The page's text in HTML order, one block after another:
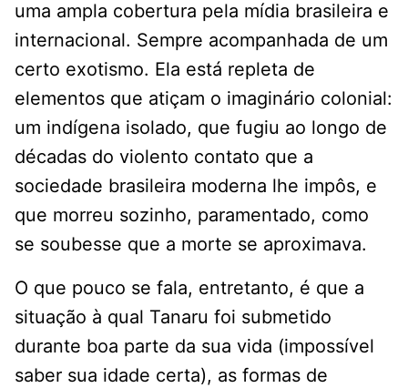
uma ampla cobertura pela mídia brasileira e
internacional. Sempre acompanhada de um
certo exotismo. Ela está repleta de
elementos que atiçam o imaginário colonial:
um indígena isolado, que fugiu ao longo de
décadas do violento contato que a
sociedade brasileira moderna lhe impôs, e
que morreu sozinho, paramentado, como
se soubesse que a morte se aproximava.
O que pouco se fala, entretanto, é que a
situação à qual Tanaru foi submetido
durante boa parte da sua vida (impossível
saber sua idade certa), as formas de